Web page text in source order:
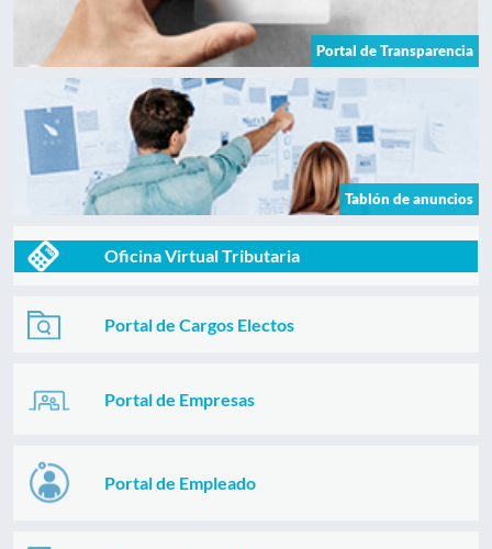
Portal de Transparencia
Tablón de anuncios
Oficina Virtual Tributaria
Portal de Cargos Electos
Portal de Empresas
Portal de Empleado